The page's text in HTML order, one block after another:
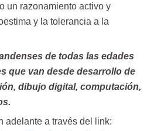
un razonamiento activo y
y la tolerancia a la
de todas las edades
que van desde desarrollo de
dibujo digital, computación,
adelante a través del link: